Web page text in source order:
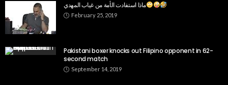
ماذا استفادت الأمة من غياب المهدي
February 25, 2019
Pakistani boxer knocks out Filipino opponent in 62-
second match
September 14, 2019